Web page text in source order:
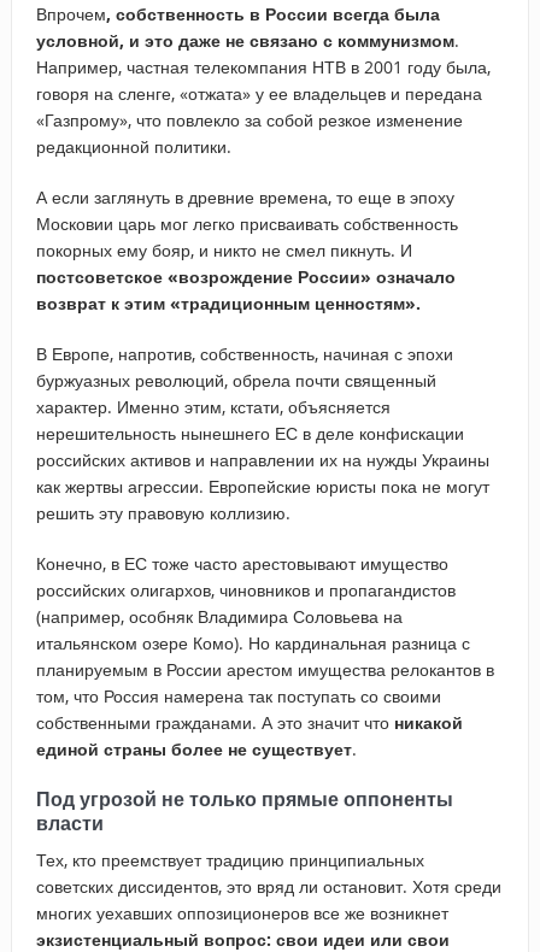
Впрочем, собственность в России всегда была
условной, и это даже не связано с коммунизмом.
Например, частная телекомпания НТВ в 2001 году была,
говоря на сленге, «отжата» у ее владельцев и передана
«Газпрому», что повлекло за собой резкое изменение
редакционной политики.
А если заглянуть в древние времена, то еще в эпоху
Московии царь мог легко присваивать собственность
покорных ему бояр, и никто не смел пикнуть. И
постсоветское «возрождение России» означало
возврат к этим «традиционным ценностям».
В Европе, напротив, собственность, начиная с эпохи
буржуазных революций, обрела почти священный
характер. Именно этим, кстати, объясняется
нерешительность нынешнего ЕС в деле конфискации
российских активов и направлении их на нужды Украины
как жертвы агрессии. Европейские юристы пока не могут
решить эту правовую коллизию.
Конечно, в ЕС тоже часто арестовывают имущество
российских олигархов, чиновников и пропагандистов
(например, особняк Владимира Соловьева на
итальянском озере Комо). Но кардинальная разница с
планируемым в России арестом имущества релокантов в
том, что Россия намерена так поступать со своими
собственными гражданами. А это значит что никакой
единой страны более не существует.
Под угрозой не только прямые оппоненты
власти
Тех, кто преемствует традицию принципиальных
советских диссидентов, это вряд ли остановит. Хотя среди
многих уехавших оппозиционеров все же возникнет
экзистенциальный вопрос: свои идеи или свои